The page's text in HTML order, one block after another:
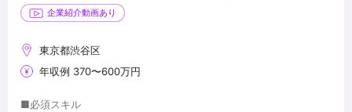
企業紹介動画あり
東京都渋谷区
年収例 370〜600万円
■必須スキル